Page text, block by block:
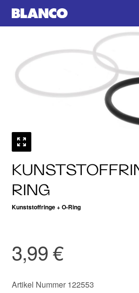
RING
Kunststoffringe + O-Ring
3,99 €
Artikel Nummer 122553